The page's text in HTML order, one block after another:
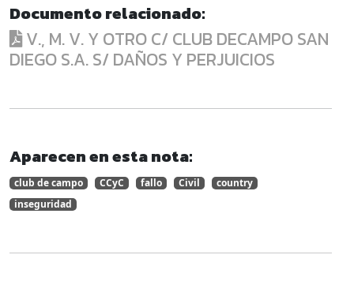
Documento relacionado:
V., M. V. Y OTRO C/ CLUB DECAMPO SAN
DIEGO S.A. S/ DAÑOS Y PERJUICIOS
Aparecen en esta nota:
club de campo CCyC fallo Civil
country
inseguridad